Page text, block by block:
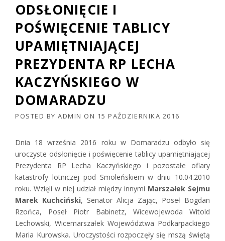
ODSŁONIĘCIE I
POŚWIĘCENIE TABLICY
UPAMIĘTNIAJĄCEJ
PREZYDENTA RP LECHA
KACZYŃSKIEGO W
DOMARADZU
POSTED BY ADMIN ON 15 PAŹDZIERNIKA 2016
Dnia 18 września 2016 roku w Domaradzu odbyło się
uroczyste odsłonięcie i poświęcenie tablicy upamiętniającej
Prezydenta RP Lecha Kaczyńskiego i pozostałe ofiary
katastrofy lotniczej pod Smoleńskiem w dniu 10.04.2010
roku. Wzięli w niej udział między innymi Marszałek Sejmu
Marek Kuchciński, Senator Alicja Zając, Poseł Bogdan
Rzońca, Poseł Piotr Babinetz, Wicewojewoda Witold
Lechowski, Wicemarszałek Województwa Podkarpackiego
Maria Kurowska. Uroczystości rozpoczęły się mszą świętą